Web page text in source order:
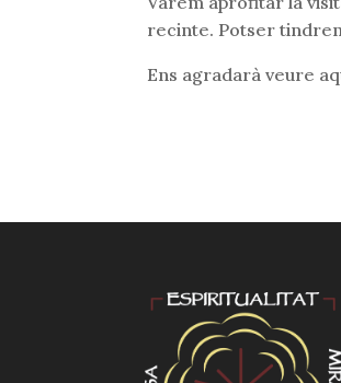
recinte. Potser
Ens agradarà veure